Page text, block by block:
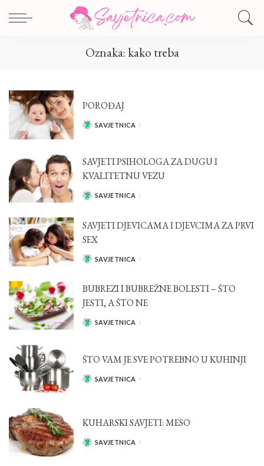
Oznaka:kako treba
POROĐAJ
POSTED
SAVJETNICA
SAVJETI PSIHOLOGA ZA DUGU I
KVALITETNU VEZU
POSTED
SAVJETNICA
SAVJETI DJEVICAMA I DJEVCIMA ZA PRVI
SEX
POSTED
SAVJETNICA
BUBREZI I BUBREŽNE BOLESTI – ŠTO
JESTI, A ŠTO NE
POSTED
SAVJETNICA
ŠTO VAM JE SVE POTREBNO U KUHINJI
POSTED
SAVJETNICA
KUHARSKI SAVJETI: MESO
POSTED
SAVJETNICA